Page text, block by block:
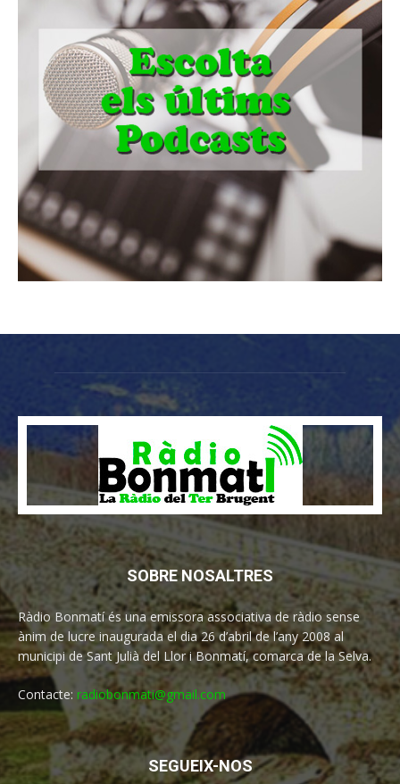
SOBRE NOSALTRES
Ràdio Bonmatí és una emissora associativa de ràdio sense
ànim de lucre inaugurada el dia 26 d’abril de l’any 2008 al
municipi de Sant Julià del Llor i Bonmatí, comarca de la Selva.
Contacte: radiobonmati@gmail.com
SEGUEIX-NOS